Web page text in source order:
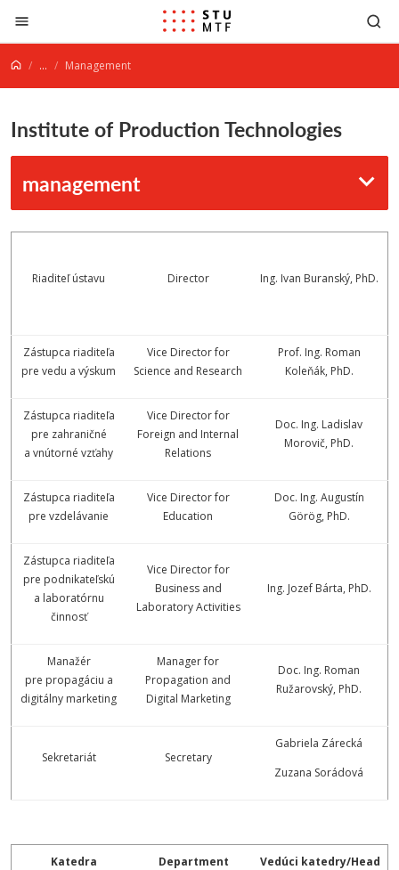
Jump to content
... Management
Institute of Production Technologies
management
Riaditeľ ústavu Director Ing. Ivan Buranský, PhD.
Zástupca riaditeľa
pre vedu a výskum
Vice Director for
Science and Research
Prof. Ing. Roman
Koleňák, PhD.
Zástupca riaditeľa
pre zahraničné
a vnútorné vzťahy
Vice Director for
Foreign and Internal
Relations
Doc. Ing. Ladislav
Morovič, PhD.
Zástupca riaditeľa
pre vzdelávanie
Vice Director for
Education
Doc. Ing. Augustín
Görög, PhD.
Zástupca riaditeľa
pre podnikateľskú
a laboratórnu
činnosť
Vice Director for
Business and
Laboratory Activities
Ing. Jozef Bárta, PhD.
Manažér
pre propagáciu a
digitálny marketing
Manager for
Propagation and
Digital Marketing
Doc. Ing. Roman
Ružarovský, PhD.
Sekretariát Secretary
Gabriela Zárecká
Zuzana Sorádová
Katedra Department
Vedúci katedry/Head